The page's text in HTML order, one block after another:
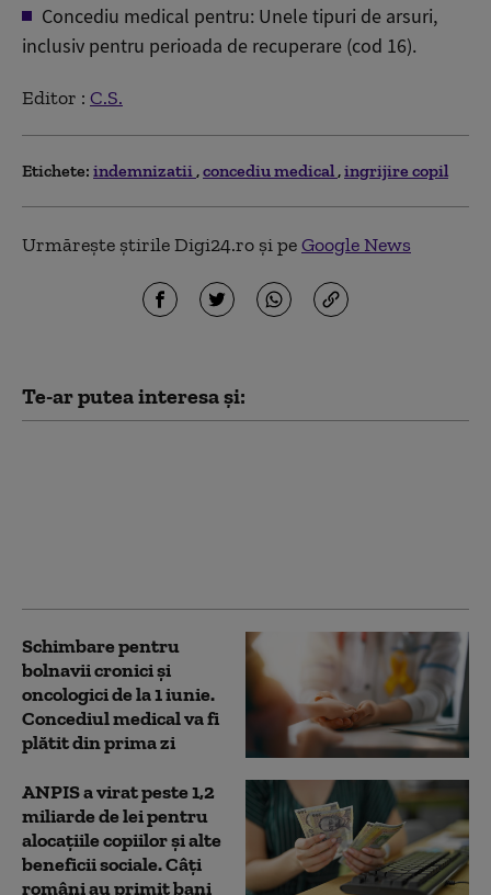
Concediu medical pentru: Unele tipuri de arsuri,
inclusiv pentru perioada de recuperare (cod 16).
Editor : C.S.
Etichete: indemnizatii concediu medical ingrijire copil
Urmărește știrile Digi24.ro și peGoogle News
Te-ar putea interesa și:
Schimbare pentru
bolnavii cronici şi
oncologici de la 1 iunie.
Concediul medical va fi
plătit din prima zi
ANPIS a virat peste 1,2
miliarde de lei pentru
alocațiile copiilor și alte
beneficii sociale. Câți
români au primit bani